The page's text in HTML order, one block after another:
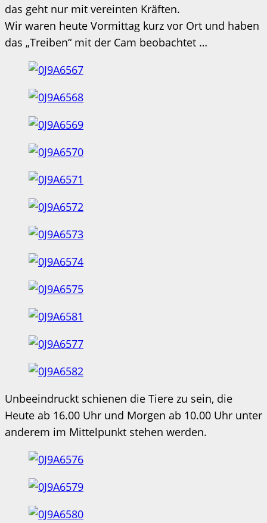
das geht nur mit vereinten Kräften.
Wir waren heute Vormittag kurz vor Ort und haben
das „Treiben“ mit der Cam beobachtet …
Unbeeindruckt schienen die Tiere zu sein, die
Heute ab 16.00 Uhr und Morgen ab 10.00 Uhr unter
anderem im Mittelpunkt stehen werden.